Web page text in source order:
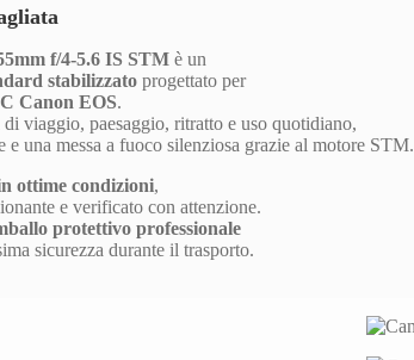
f/4-5.6 IS STM è un
stabilizzato progettato per
Canon EOS.
viaggio, paesaggio, ritratto e uso quotidiano,
una messa a fuoco silenziosa grazie al motore STM.
ottime condizioni,
e verificato con attenzione.
protettivo professionale
sicurezza durante il trasporto.